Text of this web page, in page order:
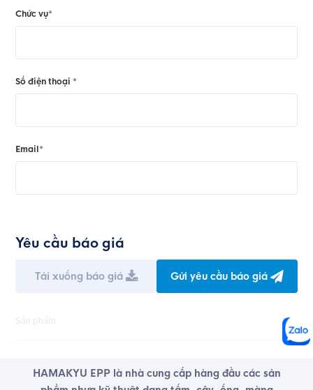
Chức vụ*
Số điện thoại *
Email*
Yêu cầu báo giá
Tải xuống báo giá Gửi yêu cầu báo giá
Sản phẩm
HAMAKYU EPP là nhà cung cấp hàng đầu các sản